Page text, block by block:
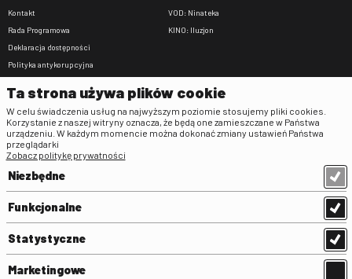
Kontakt
Rada Programowa
Deklaracja dostępności
Polityka antykorupcyjna
Zamówienia publiczne
Praca w FINA
VOD: Ninateka
KINO: Iluzjon
Regulaminy
Klauzula informacyjna RODO
Regulamin użytkowania parkingu
Standardy ochrony małoletnich
Regulamin kina Iluzjon
Ta strona używa plików cookie
W celu świadczenia usług na najwyższym poziomie stosujemy pliki cookies.
Korzystanie z naszej witryny oznacza, że będą one zamieszczane w Państwa
urządzeniu. W każdym momencie można dokonać zmiany ustawień Państwa
przeglądarki
Zobacz politykę prywatności
Niezbędne
Funkcjonalne
Statystyczne
Marketingowe